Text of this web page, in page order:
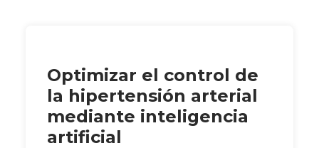
Optimizar el control de
la hipertensión arterial
mediante inteligencia
artificial